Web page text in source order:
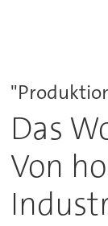
Das
Von